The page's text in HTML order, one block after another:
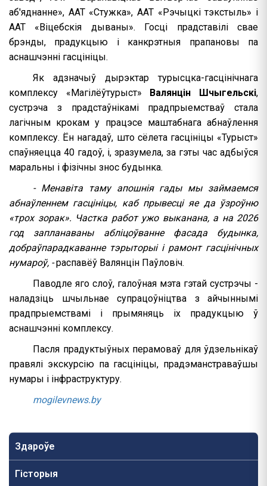
Здароўе
Гісторыя
аб'яднанне», ААТ «Стужка», ААТ «Рэчыцкі тэкстыль» і
ААТ «Віцебскія дываны». Госці прадставілі свае
брэнды, прадукцыю і канкрэтныя прапановы па
аснашчэнні гасцініцы.
Як адзначыў дырэктар турысцка-гасцінічнага
комплексу «Магілёўтурыст» Валянцін Шчыгельскі,
сустрэча з прадстаўнікамі прадпрыемстваў стала
лагічным крокам у працэсе маштабнага абнаўлення
комплексу. Ён нагадаў, што сёлета гасцініцы «Турыст»
спаўняецца 40 гадоў, і, зразумела, за гэты час адбыўся
маральны і фізічны знос будынка.
- Менавіта таму апошнія гады мы займаемся
абнаўленнем гасцініцы, каб прывесці яе да ўзроўню
«трох зорак». Частка работ ужо выканана, а на 2026
год запланаваны абліцоўванне фасада будынка,
добраўпарадкаванне тэрыторыі і рамонт гасцінічных
нумароў, -распавёў Валянцін Паўловіч.
Паводле яго слоў, галоўная мэта гэтай сустрэчы -
наладзіць шчыльнае супрацоўніцтва з айчыннымі
прадпрыемствамі і прымяняць іх прадукцыю ў
аснашчэнні комплексу.
Пасля прадуктыўных перамоваў для ўдзельнікаў
правялі экскурсію па гасцініцы, прадэманстраваўшы
нумары і інфраструктуру.
mogilevnews.by